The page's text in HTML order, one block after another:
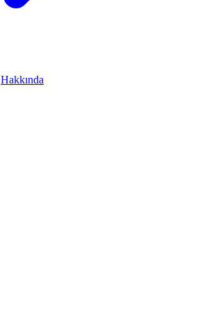
Hakkında